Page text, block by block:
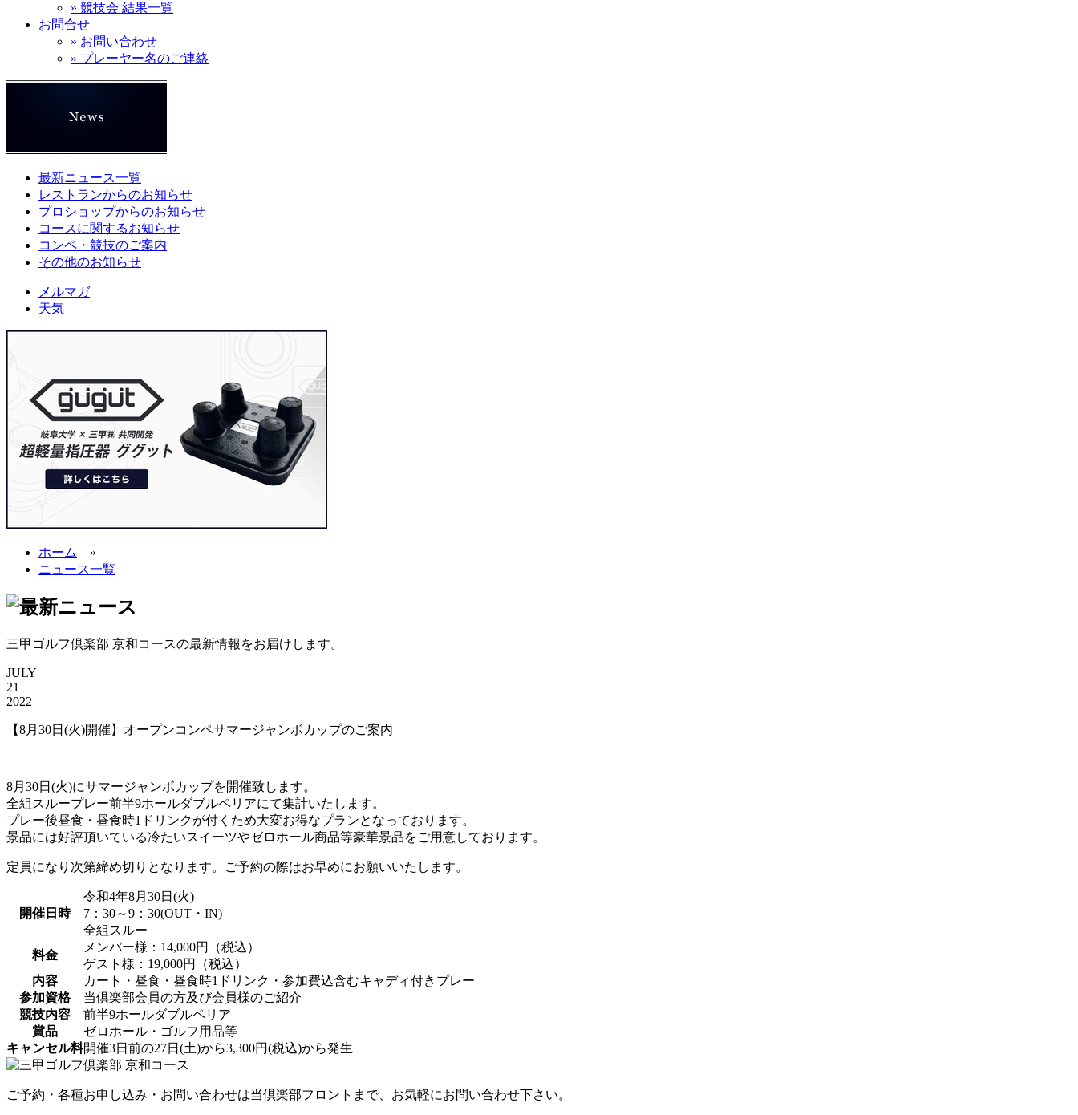
» 競技会 結果一覧
お問合せ
» お問い合わせ
» プレーヤー名のご連絡
最新ニュース一覧
レストランからのお知らせ
プロショップからのお知らせ
コースに関するお知らせ
コンペ・競技のご案内
その他のお知らせ
メルマガ
天気
ホーム
»
ニュース一覧
三甲ゴルフ倶楽部 京和コースの最新情報をお届けします。
JULY
21
2022
【8月30日(火)開催】オープンコンペサマージャンボカップのご案内
8月30日(火)にサマージャンボカップを開催致します。
全組スループレー前半9ホールダブルペリアにて集計いたします。
プレー後昼食・昼食時1ドリンクが付くため大変お得なプランとなっております。
景品には好評頂いている冷たいスイーツやゼロホール商品等豪華景品をご用意しております。
定員になり次第締め切りとなります。ご予約の際はお早めにお願いいたします。
開催日時
令和4年8月30日(火)
7：30～9：30(OUT・IN)
全組スルー
料金
メンバー様：14,000円（税込）
ゲスト様：19,000円（税込）
内容
カート・昼食・昼食時1ドリンク・参加費込含むキャディ付きプレー
参加資格
当倶楽部会員の方及び会員様のご紹介
競技内容
前半9ホールダブルペリア
賞品
ゼロホール・ゴルフ用品等
キャンセル料開催3日前の27日(土)から3,300円(税込)から発生
ご予約・各種お申し込み・お問い合わせは当倶楽部フロントまで、お気軽にお問い合わせ下さい。